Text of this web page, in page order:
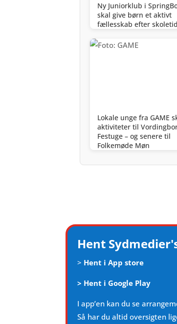
Ny Juniorklub i
skal give børn et aktivt
fællesskab efter skoletid
Lokale unge fra GAME
aktiviteter til
Festuge – og senere til
Folkemøde Møn
Hent
> Hent i App store
> Hent i Google Play
I app’en kan du se
Så har du altid oversigten